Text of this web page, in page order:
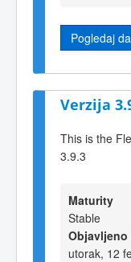
Pogledaj
Verzija
This is the
3.9.3
Maturity
Stable
Objavljeno
utorak, 12